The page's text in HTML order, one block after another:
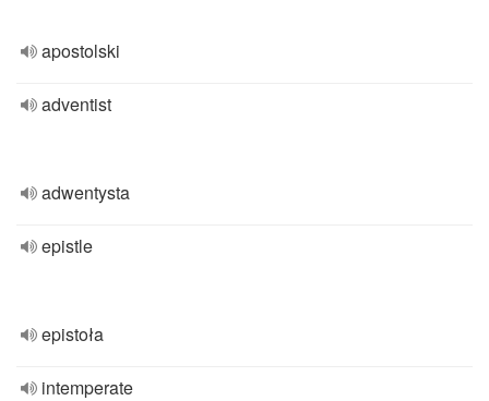
apostolski
adventist
adwentysta
epistle
epistoła
intemperate